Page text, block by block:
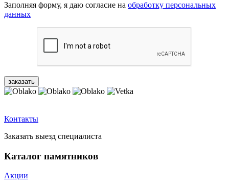
Заполняя форму, я даю согласие на обработку персональных
данных
Контакты
Заказать выезд специалиста
Каталог памятников
Акции